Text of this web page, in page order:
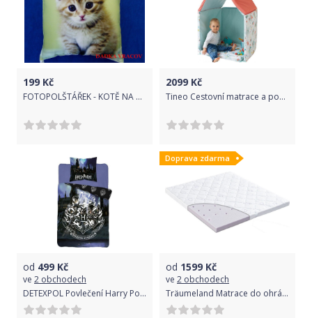
199 Kč
FOTOPOLŠTÁŘEK - KOTĚ NA ZELENÉM
2099 Kč
Tineo Cestovní matrace a podložka 5v1 modro červená
od 499 Kč
ve 2 obchodech
DETEXPOL Povlečení Harry Potter Hrad Bavlna, 140/200, 70/80 cm
Doprava zdarma
od 1599 Kč
ve 2 obchodech
Träumeland Matrace do ohrádky play & dream 75x100 cm